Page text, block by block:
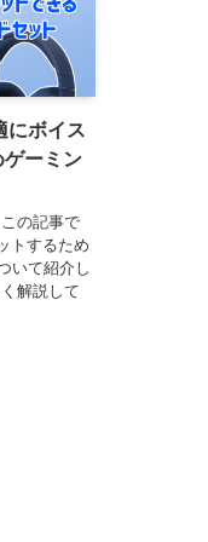
にボイス
ゲーミン
の記事で
トするため
いて紹介し
解説して